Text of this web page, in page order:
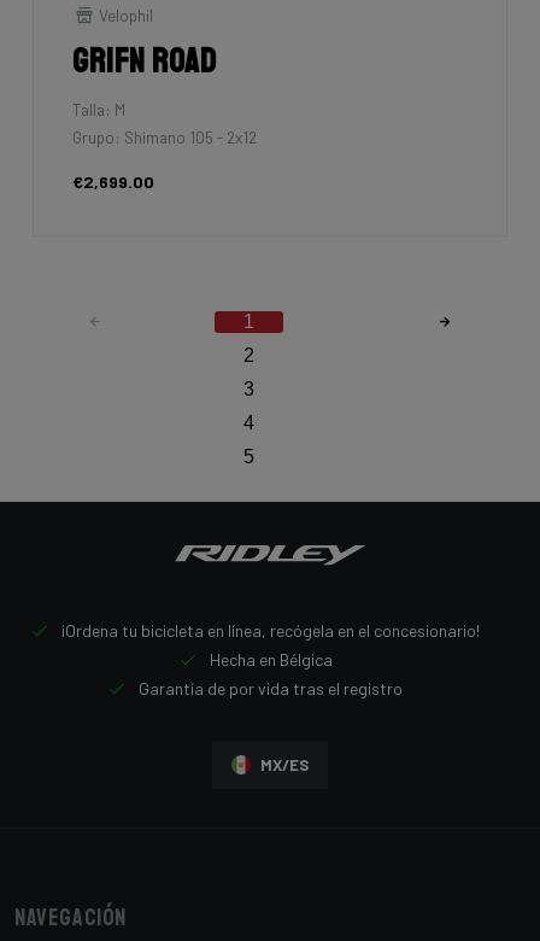
Velophil
Grifn Road
Talla: M
Grupo: Shimano 105 - 2x12
€2,699.00
1
2
3
4
5
¡Ordena tu bicicleta en línea, recógela en el concesionario!
Hecha en Bélgica
Garantía de por vida tras el registro
MX/ES
Navegación